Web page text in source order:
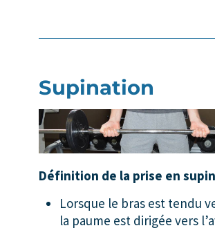
Supination
Définition de la prise en
Lorsque le bras est tendu
la paume est dirigée vers